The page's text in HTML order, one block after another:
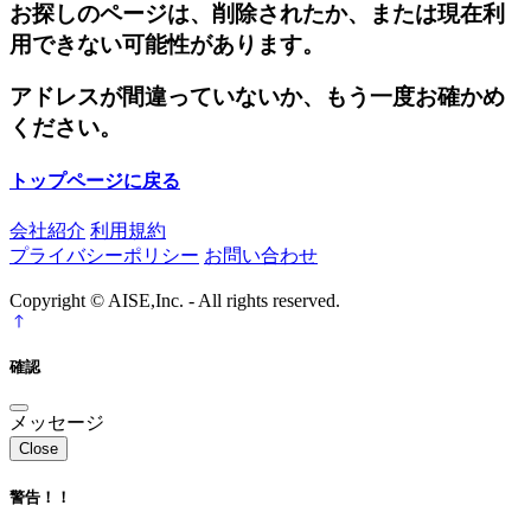
お探しのページは、削除されたか、または現在利
用できない可能性があります。
アドレスが間違っていないか、もう一度お確かめ
ください。
トップページに戻る
会社紹介 利用規約
プライバシーポリシー お問い合わせ
Copyright © AISE,Inc. - All rights reserved.
確認
メッセージ
Close
警告！！